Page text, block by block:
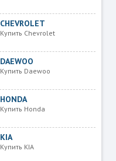
CHEVROLET
Купить Chevrolet
DAEWOO
Купить Daewoo
HONDA
Купить Honda
KIA
Купить KIA